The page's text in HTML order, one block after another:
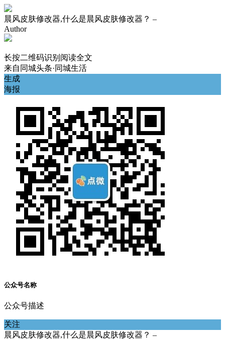
晨风皮肤修改器,什么是晨风皮肤修改器？ –
Author
长按二维码识别阅读全文
来自 同城头条·同城生活
生成
海报
公众号名称
公众号描述
关注
晨风皮肤修改器,什么是晨风皮肤修改器？ –